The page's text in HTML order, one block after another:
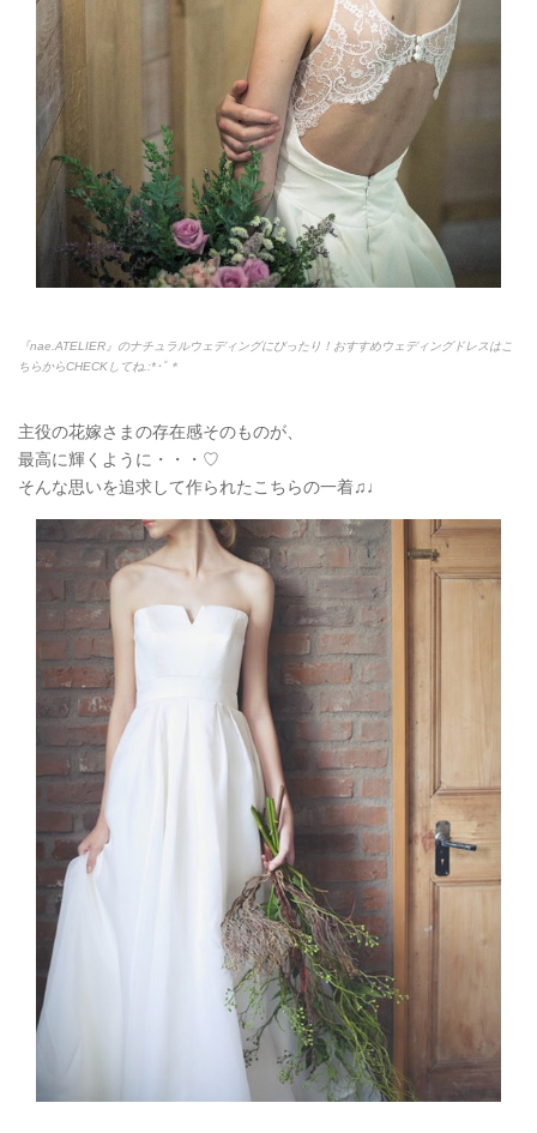
『nae.ATELIER』のナチュラルウェディングにぴったり！おすすめウェディングドレスはこ
ちらからCHECKしてね.:*･ﾟ＊
主役の花嫁さまの存在感そのものが、
最高に輝くように・・・♡
そんな思いを追求して作られたこちらの一着♫♩